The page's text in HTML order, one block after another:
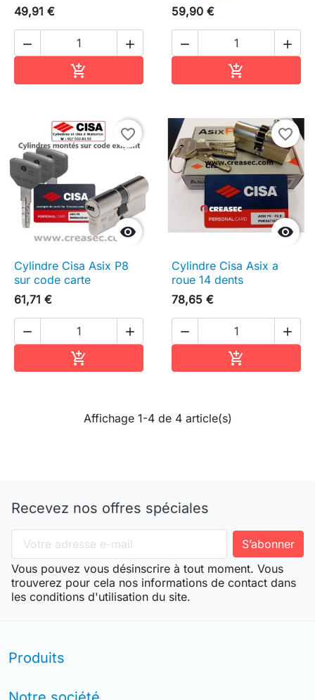
49,91 €
 

59,90 €
 


favorite_border
Cylindre Cisa Asix P8
sur code carte
61,71 €
 


favorite_border
Cylindre Cisa Asix a
roue 14 dents
78,65 €
 

Affichage 1-4 de 4 article(s)
Recevez nos offres spéciales
Vous pouvez vous désinscrire à tout moment. Vous
trouverez pour cela nos informations de contact dans
les conditions d'utilisation du site.
Produits